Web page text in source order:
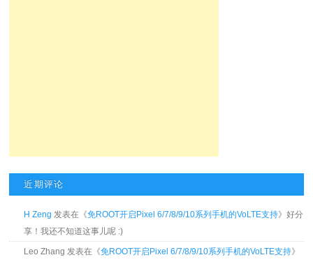
近期评论
H Zeng 发表在《免ROOT开启Pixel 6/7/8/9/10系列手机的VoLTE支持》好分
享！我还不知道这事儿呢 :)
Leo Zhang 发表在《免ROOT开启Pixel 6/7/8/9/10系列手机的VoLTE支持》